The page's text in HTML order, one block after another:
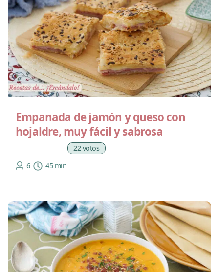
Empanada de jamón y queso con
hojaldre, muy fácil y sabrosa
22 votos
6
45 min